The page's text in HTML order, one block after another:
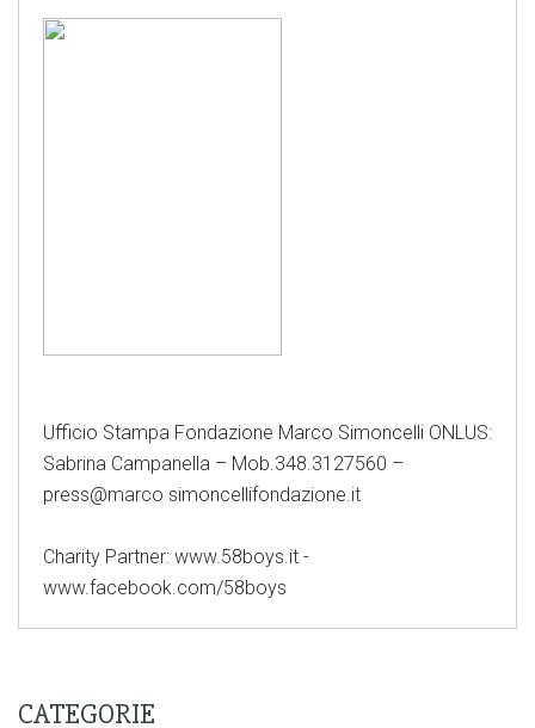
Ufficio Stampa Fondazione Marco Simoncelli ONLUS:
Sabrina Campanella – Mob.348.3127560 –
press@marco simoncellifondazione.it
Charity Partner: www.58boys.it -
www.facebook.com/58boys
CATEGORIE